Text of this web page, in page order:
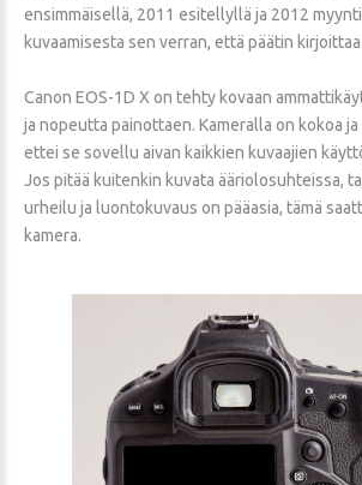
ensimmäisellä, 2011 esitellyllä ja 2012
kuvaamisesta sen verran, että päätin
Canon EOS-1D X on tehty kovaan
ja nopeutta painottaen. Kameralla on kokoa
ettei se sovellu aivan kaikkien kuvaajien
Jos pitää kuitenkin kuvata ääriolosuhteissa,
urheilu ja luontokuvaus on pääasia, tämä
kamera.